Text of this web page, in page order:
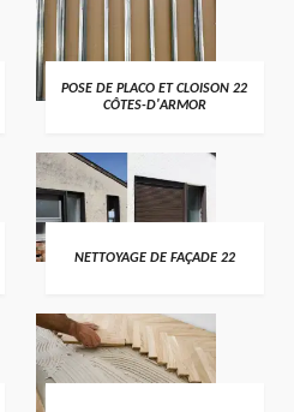
POSE DE PLACO ET CLOISON 22
CÔTES-D'ARMOR
NETTOYAGE DE FAÇADE 22